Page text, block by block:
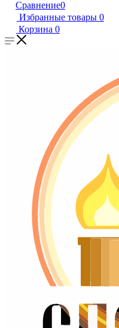
Сравнение0
Избранные товары 0
Корзина 0